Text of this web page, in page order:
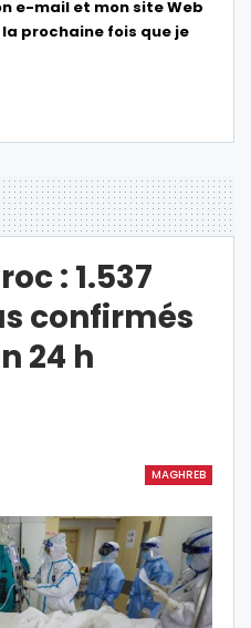
e-mail et mon site Web
prochaine fois que je
: 1.537
confirmés
24 h
MAGHREB